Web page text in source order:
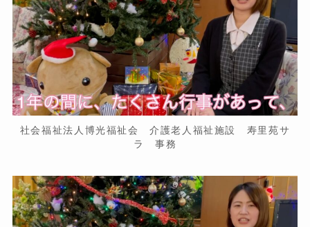
社会福祉法人博光福祉会 介護老人福祉施設 寿里苑サ
ラ 事務